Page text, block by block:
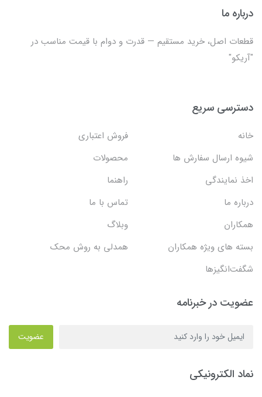
درباره ما
قطعات اصل، خرید مستقیم — قدرت و دوام با قیمت مناسب در
"آریکو"
دسترسی سریع
خانه
فروش اعتباری
شیوه ارسال سفارش ها
محصولات
اخذ نمایندگی
راهنما
درباره ما
تماس با ما
همکاران
وبلاگ
بسته های ویژه همکاران
همدلی به روش محک
شگفت‌انگیزها
عضویت در خبرنامه
عضویت
نماد الکترونیکی